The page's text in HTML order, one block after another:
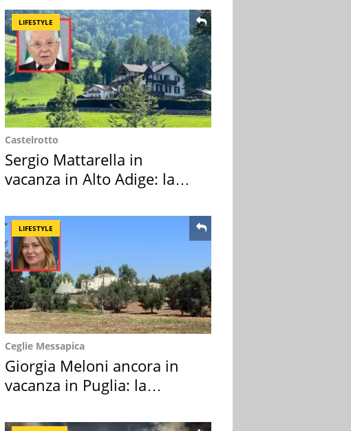
LIFESTYLE
Castelrotto
Sergio Mattarella in
vacanza in Alto Adige: la
LIFESTYLE
Ceglie Messapica
Giorgia Meloni ancora in
vacanza in Puglia: la